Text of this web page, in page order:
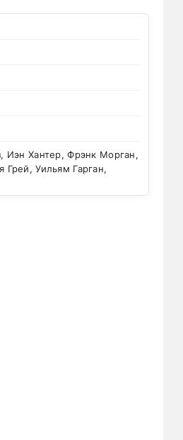
Иэн Хантер, Фрэнк Морган,
Уильям Гарган,